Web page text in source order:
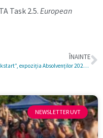
Task 2.5. European
ÎNAINTE
„Kickstart”, expoziția Absolvenților 2025 de la Facultatea de Arte și Design din cadrul UVT, marchează 35 de ani de creativitate și educație artistică la Timișoara
NEWSLETTER UVT